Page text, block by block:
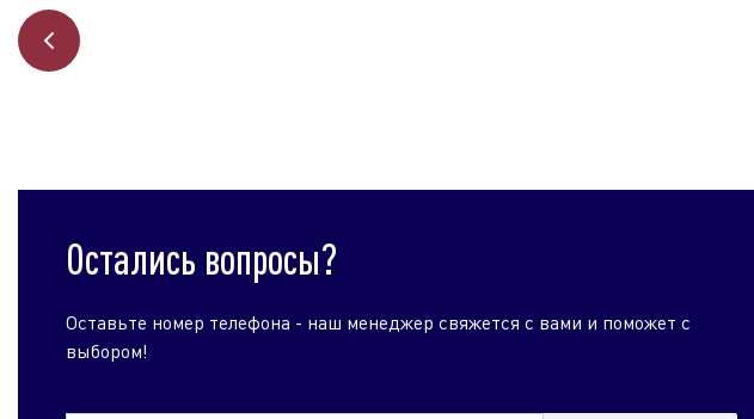
Остались вопросы?
Оставьте номер телефона - наш менеджер свяжется с вами и поможет с
выбором!